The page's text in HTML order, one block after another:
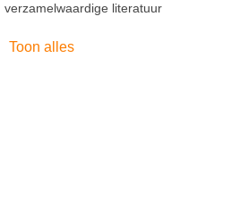
verzamelwaardige literatuur
Toon alles